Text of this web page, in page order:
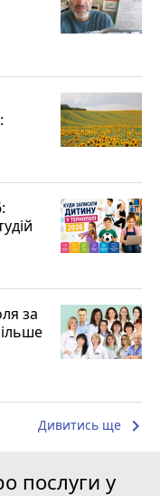
за
Дивитись ще keyboard_arrow_right
послуги у